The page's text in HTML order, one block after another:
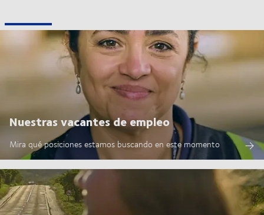
Nuestras vacantes de empleo
Mira qué posiciones estamos buscando en este momento